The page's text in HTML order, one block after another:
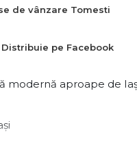
de vânzare Tomesti
Distribuie pe Facebook
modernă aproape de